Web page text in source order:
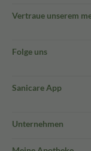
Vertraue unserem
Folge uns
Sanicare App
Unternehmen